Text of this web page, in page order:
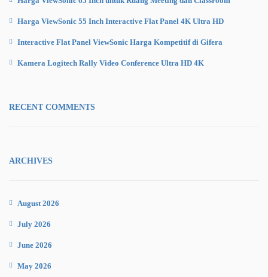
Harga ViewSonic 55 Inch Interactive Flat Panel 4K Ultra HD
Interactive Flat Panel ViewSonic Harga Kompetitif di Gifera
Kamera Logitech Rally Video Conference Ultra HD 4K
RECENT COMMENTS
ARCHIVES
August 2026
July 2026
June 2026
May 2026